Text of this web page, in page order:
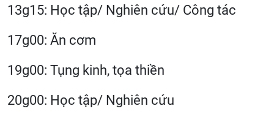
13g15: Học tập/ Nghiên cứu/ Công tác
17g00: Ăn cơm
19g00: Tụng kinh, tọa thiền
20g00: Học tập/ Nghiên cứu